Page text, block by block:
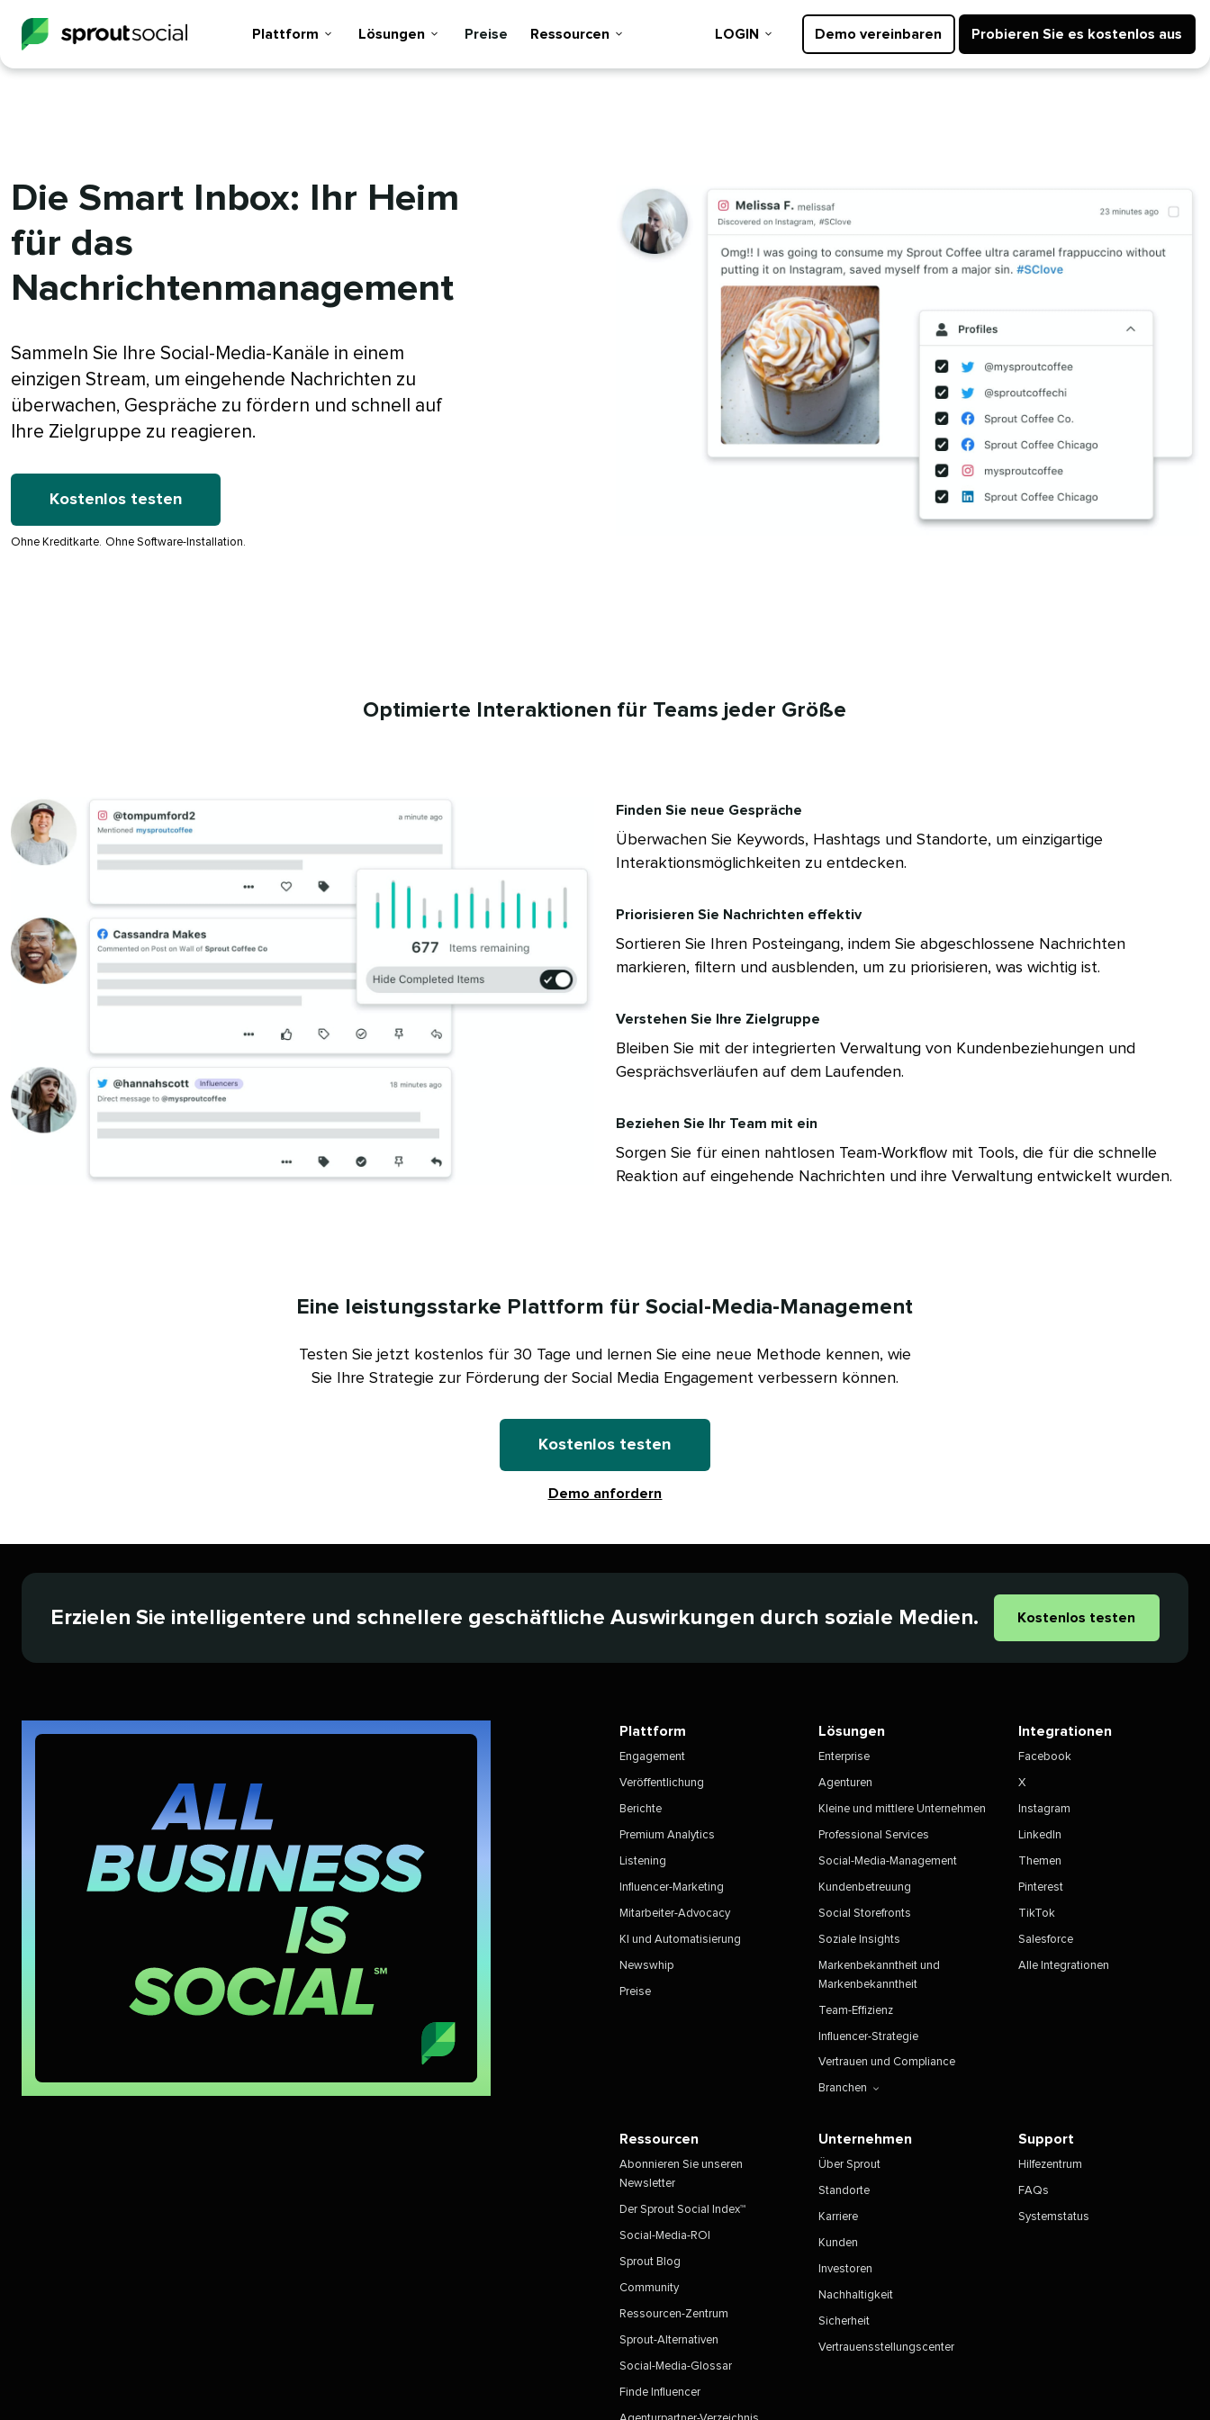
Plattform​​ Lösungen​​ Preise​​ Ressourcen​​ LOGIN​​ Demo vereinbaren​​ Probieren Sie es kostenlos aus​​
Die Smart Inbox: Ihr Heim
für das
Nachrichtenmanagement​​
Sammeln Sie Ihre Social-Media-Kanäle in einem
einzigen Stream, um eingehende Nachrichten zu
überwachen, Gespräche zu fördern und schnell auf
Ihre Zielgruppe zu reagieren.​​
Kostenlos testen​​
Ohne Kreditkarte.​​ Ohne Software-Installation.​​
Optimierte Interaktionen für Teams jeder Größe​​
Finden Sie neue Gespräche​​
Überwachen Sie Keywords, Hashtags und Standorte, um einzigartige
Interaktionsmöglichkeiten zu entdecken.​​
Priorisieren Sie Nachrichten effektiv​​
Sortieren Sie Ihren Posteingang, indem Sie abgeschlossene Nachrichten
markieren, filtern und ausblenden, um zu priorisieren, was wichtig ist.​​
Verstehen Sie Ihre Zielgruppe​​
Bleiben Sie mit der integrierten Verwaltung von Kundenbeziehungen und
Gesprächsverläufen auf dem Laufenden.​​
Beziehen Sie Ihr Team mit ein​​
Sorgen Sie für einen nahtlosen Team-Workflow mit Tools, die für die schnelle
Reaktion auf eingehende Nachrichten und ihre Verwaltung entwickelt wurden.​​
Eine leistungsstarke Plattform für Social-Media-Management​​
Testen Sie jetzt kostenlos für 30 Tage und lernen Sie eine neue Methode kennen, wie
Sie Ihre Strategie zur Förderung der Social Media Engagement verbessern können.​​
Kostenlos testen​​
Demo anfordern​​
Erzielen Sie intelligentere und schnellere geschäftliche Auswirkungen durch soziale Medien.​​ Kostenlos testen​​
Plattform​​
Engagement​​
Veröffentlichung​​
Berichte​​
Premium Analytics​​
Listening​​
Influencer-Marketing​​
Mitarbeiter-Advocacy​​
KI und Automatisierung​​
Newswhip​​
Preise​​
Lösungen​​
Enterprise​​
Agenturen​​
Kleine und mittlere Unternehmen​​
Professional Services​​
Social-Media-Management​​
Kundenbetreuung​​
Social Storefronts​​
Soziale Insights​​
Markenbekanntheit und
Markenbekanntheit​​
Team-Effizienz​​
Influencer-Strategie​​
Vertrauen und Compliance​​
Branchen​​
Integrationen​​
Facebook​​
X​​
Instagram​​
LinkedIn​​
Themen​​
Pinterest​​
TikTok​​
Salesforce​​
Alle Integrationen​​
Ressourcen​​
Abonnieren Sie unseren
Newsletter​​
Der Sprout Social Index™​​
Social-Media-ROI​​
Sprout Blog​​
Community​​
Ressourcen-Zentrum​​
Sprout-Alternativen​​
Social-Media-Glossar​​
Finde Influencer​​
Unternehmen​​
Über Sprout​​
Standorte​​
Karriere​​
Kunden​​
Investoren​​
Nachhaltigkeit​​
Sicherheit​​
Vertrauensstellungscenter​​
Support​​
Hilfezentrum​​
FAQs​​
Systemstatus​​